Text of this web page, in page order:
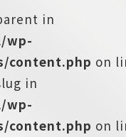
in
wp-
content.php on
in
wp-
content.php on